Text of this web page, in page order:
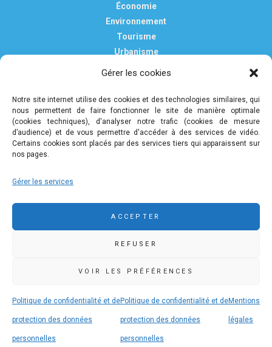
Gérer les cookies
Notre site internet utilise des cookies et des technologies similaires, qui
nous permettent de faire fonctionner le site de manière optimale
(cookies techniques), d'analyser notre trafic (cookies de mesure
d’audience) et de vous permettre d'accéder à des services de vidéo.
Certains cookies sont placés par des services tiers qui apparaissent sur
nos pages.
Gérer les services
ACCEPTER
REFUSER
VOIR LES PRÉFÉRENCES
Politique de confidentialité et de
protection des données
personnelles
Politique de confidentialité et de
protection des données
personnelles
Mentions
légales
Économie
Environnement
Tourisme
Urbanisme
Mentions légales
Politique de confidentialité et de protection des données
personnelles
02 98 86 36 46
www.ccpcp.bzh